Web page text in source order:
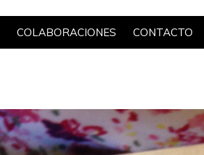
COLABORACIONES CONTACTO